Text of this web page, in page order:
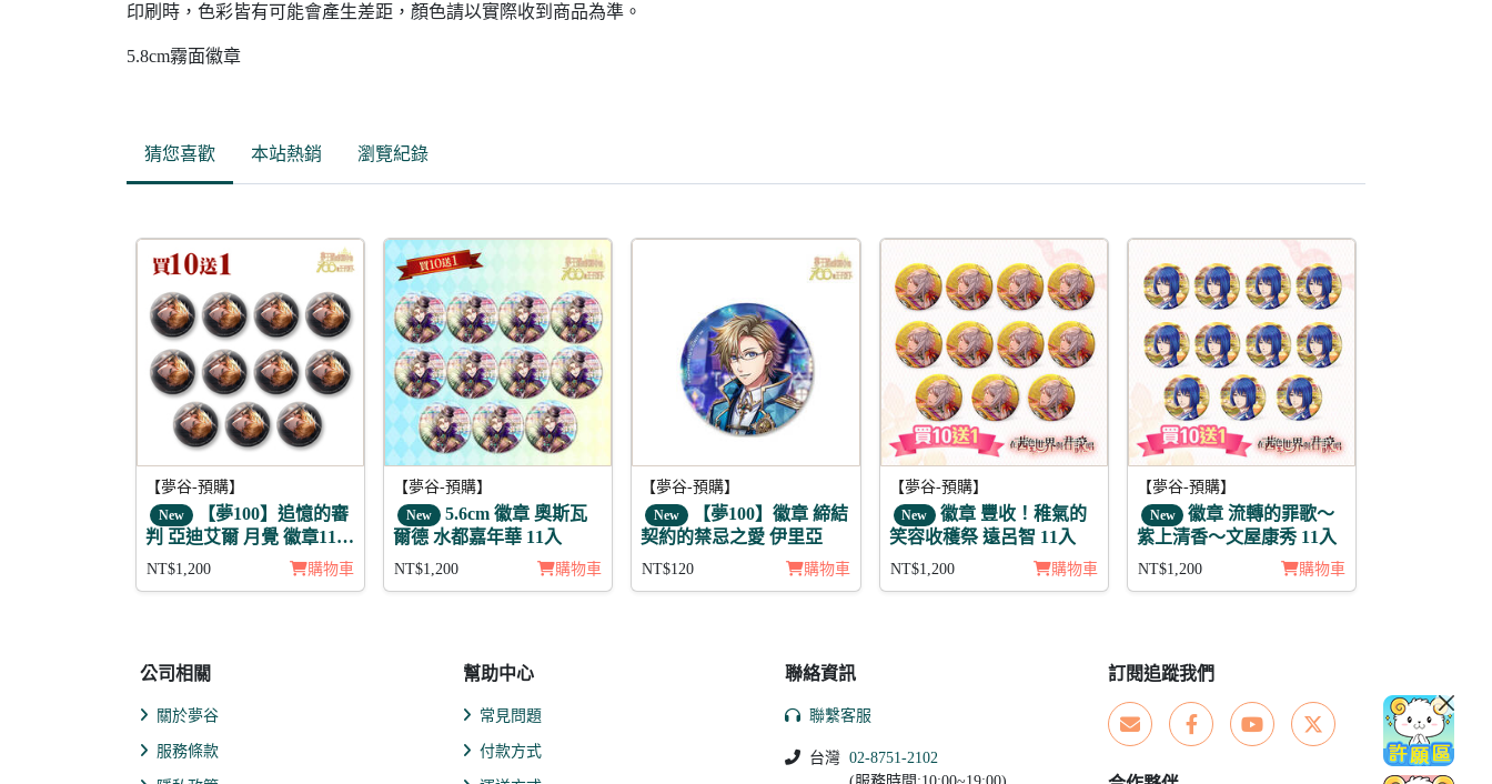
印刷時，色彩皆有可能會產生差距，顏色請以實際收到商品為準。
5.8cm霧面徽章
猜您喜歡 本站熱銷 瀏覽紀錄
【夢谷-預購】
New 【夢100】追憶的審
判 亞迪艾爾 月覺 徽章11入
NT$1,200 購物車
【夢谷-預購】
New 5.6cm 徽章 奧斯瓦
爾德 水都嘉年華 11入
NT$1,200 購物車
【夢谷-預購】
New 【夢100】徽章 締結
契約的禁忌之愛 伊里亞
NT$120 購物車
【夢谷-預購】
New
徽章 豐收！稚氣的
笑容收穫祭 遠呂智 11入
NT$1,200 購物車
【夢谷-預購】
New
徽章 流轉的罪歌～
紫上清香～文屋康秀 11入
NT$1,200 購物車
公司相關
關於夢谷
服務條款
幫助中心
常見問題
付款方式
聯絡資訊
聯繫客服
台灣 02-8751-2102
訂閱追蹤我們